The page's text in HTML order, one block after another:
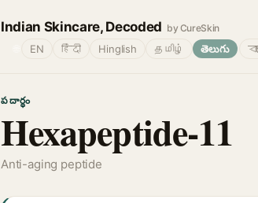
Indian Skincare, Decoded by CureSkin
EN हिंदी Hinglish தமிழ் తెలుగు
పదార్థం
Hexapeptide-11
Anti-aging peptide